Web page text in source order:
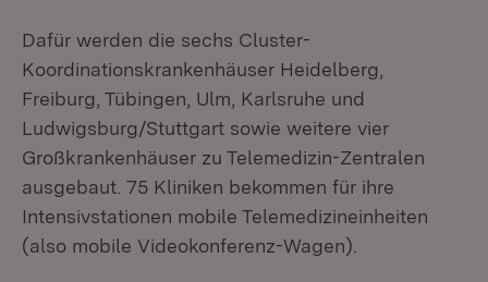
Dafür werden die sechs Cluster-
Koordinationskrankenhäuser Heidelberg,
Freiburg, Tübingen, Ulm, Karlsruhe und
Ludwigsburg/Stuttgart sowie weitere vier
Großkrankenhäuser zu Telemedizin-Zentralen
ausgebaut. 75 Kliniken bekommen für ihre
Intensivstationen mobile Telemedizineinheiten
(also mobile Videokonferenz-Wagen).